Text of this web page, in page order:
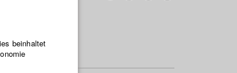
beinhaltet